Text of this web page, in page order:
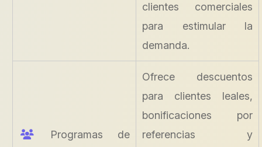
clientes comerciales
para estimular la
demanda.
Programas de
Ofrece descuentos
para clientes leales,
bonificaciones por
referencias y